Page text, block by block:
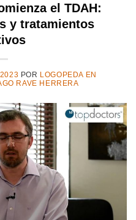
el TDAH:
y tratamientos
POR LOGOPEDA EN
RAVE HERRERA